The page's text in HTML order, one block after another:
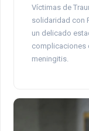
Víctimas de
solidaridad con
un delicado
complicaciones
meningitis.